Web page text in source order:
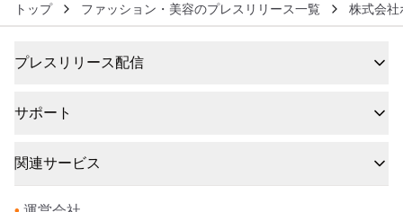
トップ ファッション・美容のプレスリリース一覧 株式会社
プレスリリース配信
サポート
関連サービス